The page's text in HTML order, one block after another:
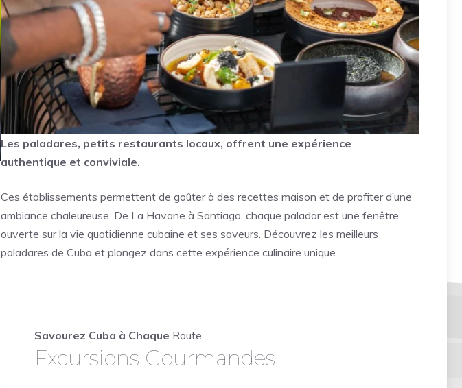
Les paladares, petits restaurants locaux, offrent une expérience
authentique et conviviale.
Ces établissements permettent de goûter à des recettes maison et de profiter d’une
ambiance chaleureuse. De La Havane à Santiago, chaque paladar est une fenêtre
ouverte sur la vie quotidienne cubaine et ses saveurs. Découvrez les meilleurs
paladares de Cuba et plongez dans cette expérience culinaire unique.
Savourez Cuba à Chaque Route
Excursions Gourmandes